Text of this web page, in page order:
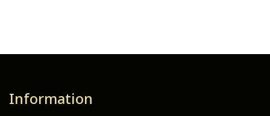
Information